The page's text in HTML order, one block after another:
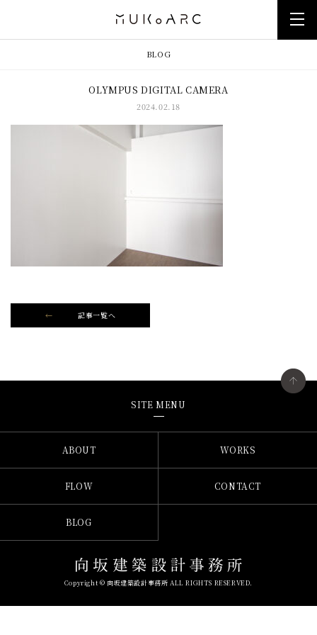
BLOG
OLYMPUS DIGITAL CAMERA
2024.02.18
記事一覧へ
SITE MENU
ABOUT WORKS
FLOW CONTACT
BLOG
Copyright © 向坂建築設計事務所 ALL RIGHTS RESERVED.